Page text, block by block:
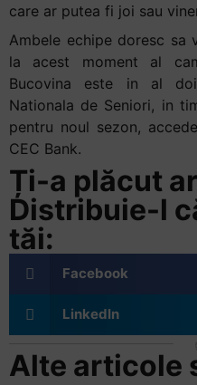
care ar putea fi joi sau
Ambele echipe doresc sa
la acest moment al
Bucovina este in al
Nationala de Seniori, in
pentru noul sezon,
CEC Bank.
Ți-a plăcut
Distribuie-l
tăi:
Facebook
LinkedIn
Alte articole